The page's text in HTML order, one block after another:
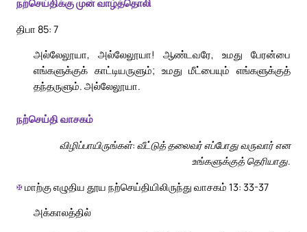
நற்செய்திக்கு முன் வாழ்த்தொலி
திபா 85: 7
அல்லேலூயா, அல்லேலூயா! ஆண்டவரே, உமது பேரன்பை
எங்களுக்குக் காட்டியருளும்; உமது மீட்பையும் எங்களுக்குத்
தந்தருளும். அல்லேலூயா.
நற்செய்தி வாசகம்
விழிப்பாயிருங்கள்: வீட்டுத் தலைவர் எப்போது வருவார் என
உங்களுக்குத் தெரியாது.
✠மாற்கு எழுதிய தூய நற்செய்தியிலிருந்து வாசகம் 13: 33-37
அக்காலத்தில்